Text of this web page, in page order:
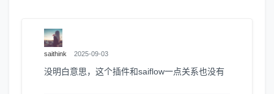
saithink 2025-09-03
没明白意思，这个插件和saiflow一点关系也没有